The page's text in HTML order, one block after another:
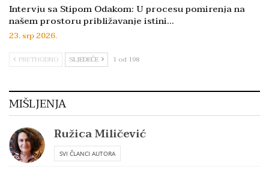
Intervju sa Stipom Odakom: U procesu pomirenja na
našem prostoru približavanje istini…
23. srp 2026.
PRETHODNO SLJEDEĆE 1 od 198
MIŠLJENJA
Ružica Miličević
SVI ČLANCI AUTORA